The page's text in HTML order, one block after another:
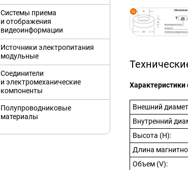
Системы приема
и отображения
видеоинформации
Источники электропитания
модульные
Соединители
и электромеханические
компоненты
Полупроводниковые
материалы
Характеристики
Внешний
Внутренний
Высота (H):
Длина
Объем (V):